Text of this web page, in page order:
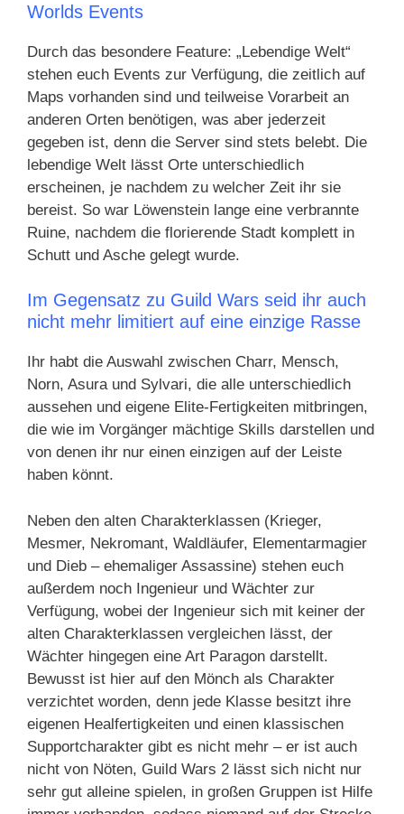
Worlds Events
Durch das besondere Feature: „Lebendige Welt“
stehen euch Events zur Verfügung, die zeitlich auf
Maps vorhanden sind und teilweise Vorarbeit an
anderen Orten benötigen, was aber jederzeit
gegeben ist, denn die Server sind stets belebt. Die
lebendige Welt lässt Orte unterschiedlich
erscheinen, je nachdem zu welcher Zeit ihr sie
bereist. So war Löwenstein lange eine verbrannte
Ruine, nachdem die florierende Stadt komplett in
Schutt und Asche gelegt wurde.
Im Gegensatz zu Guild Wars seid ihr auch
nicht mehr limitiert auf eine einzige Rasse
Ihr habt die Auswahl zwischen Charr, Mensch,
Norn, Asura und Sylvari, die alle unterschiedlich
aussehen und eigene Elite-Fertigkeiten mitbringen,
die wie im Vorgänger mächtige Skills darstellen und
von denen ihr nur einen einzigen auf der Leiste
haben könnt.
Neben den alten Charakterklassen (Krieger,
Mesmer, Nekromant, Waldläufer, Elementarmagier
und Dieb – ehemaliger Assassine) stehen euch
außerdem noch Ingenieur und Wächter zur
Verfügung, wobei der Ingenieur sich mit keiner der
alten Charakterklassen vergleichen lässt, der
Wächter hingegen eine Art Paragon darstellt.
Bewusst ist hier auf den Mönch als Charakter
verzichtet worden, denn jede Klasse besitzt ihre
eigenen Healfertigkeiten und einen klassischen
Supportcharakter gibt es nicht mehr – er ist auch
nicht von Nöten, Guild Wars 2 lässt sich nicht nur
sehr gut alleine spielen, in großen Gruppen ist Hilfe